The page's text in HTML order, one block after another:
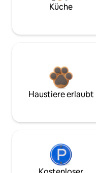
Küche
Haustiere erlaubt